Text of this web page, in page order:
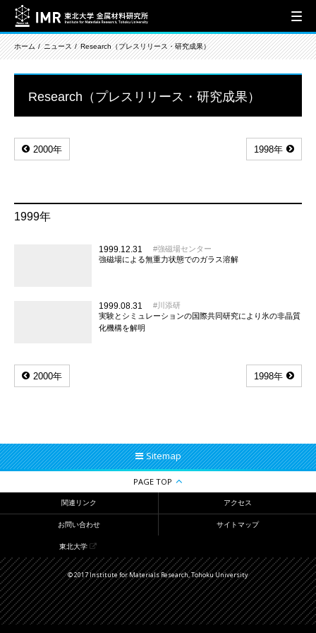
ホーム ニュース Research（プレスリリース・研究成果）
Research（プレスリリース・研究成果）
2000年 1998年
1999年
1999.12.31
強磁場センター
強磁場による無重力状態でのガラス溶解
1999.08.31
川添研
実験とシミュレーションの国際共同研究により氷の非晶質
化機構を解明
2000年 1998年
Sitemap
PAGE TOP
関連リンク アクセス
お問い合わせ サイトマップ
東北大学
© 2017 Institute for Materials Research, Tohoku University